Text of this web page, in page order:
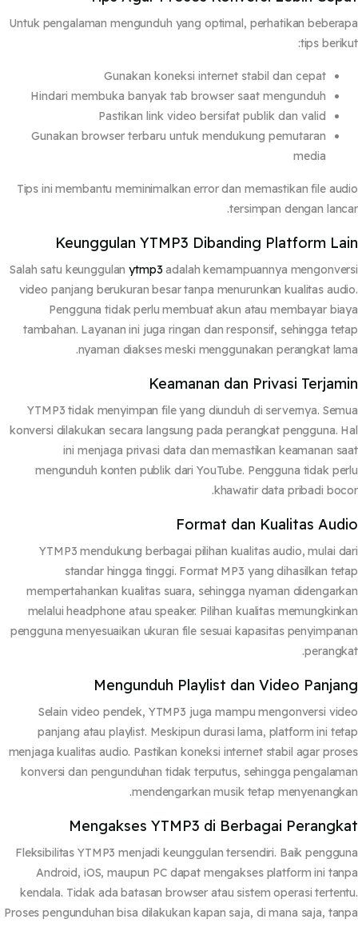
Untuk pengalaman mengunduh yang optimal, perhatikan
tips
Gunakan koneksi internet stabil dan cepat
Hindari membuka banyak tab browser saat mengunduh
Pastikan link video bersifat publik dan valid
Gunakan browser terbaru untuk mendukung pemutaran
media
Tips ini membantu meminimalkan error dan memastikan file
tersimpan dengan
Keunggulan YTMP3 Dibanding Platform
Salah satu keunggulanytmp3adalah kemampuannya
video panjang berukuran besar tanpa menurunkan kualitas
Pengguna tidak perlu membuat akun atau membayar
tambahan. Layanan ini juga ringan dan responsif, sehingga
nyaman diakses meski menggunakan perangkat
Keamanan dan Privasi
YTMP3 tidak menyimpan file yang diunduh di servernya.
konversi dilakukan secara langsung pada perangkat pengguna.
ini menjaga privasi data dan memastikan keamanan
mengunduh konten publik dari YouTube. Pengguna tidak
khawatir data pribadi
Format dan Kualitas
YTMP3 mendukung berbagai pilihan kualitas audio, mulai
standar hingga tinggi. Format MP3 yang dihasilkan
mempertahankan kualitas suara, sehingga nyaman
melalui headphone atau speaker. Pilihan kualitas
pengguna menyesuaikan ukuran file sesuai kapasitas
Mengunduh Playlist dan Video
Selain video pendek, YTMP3 juga mampu mengonversi
panjang atau playlist. Meskipun durasi lama, platform ini
menjaga kualitas audio. Pastikan koneksi internet stabil agar
konversi dan pengunduhan tidak terputus, sehingga
mendengarkan musik tetap
Mengakses YTMP3 di Berbagai
Fleksibilitas YTMP3 menjadi keunggulan tersendiri. Baik
Android, iOS, maupun PC dapat mengakses platform ini
kendala. Tidak ada batasan browser atau sistem operasi
Proses pengunduhan bisa dilakukan kapan saja, di mana saja,